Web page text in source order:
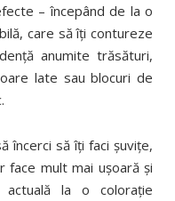
– începând de la o
care să îţi contureze
anumite trăsături,
late sau blocuri de
încerci să îţi faci şuviţe,
face mult mai uşoară şi
la o coloraţie